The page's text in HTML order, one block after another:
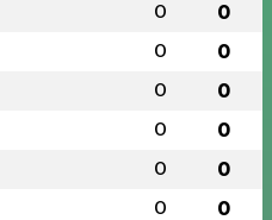
0 0
0 0
0 0
0 0
0 0
0 0